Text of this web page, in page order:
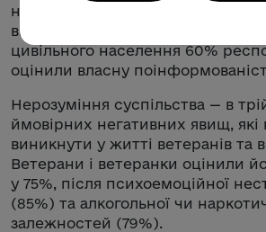
недостатньо поінформоване
виклики цивільного життя, тоді
цивільного населення 60%
оцінили власну
Нерозуміння суспільства — в
ймовірних негативних явищ,
виникнути у житті ветеранів та
Ветерани і ветеранки оцінили
у 75%, після психоемоційної
(85%) та алкогольної чи
залежностей (79%).